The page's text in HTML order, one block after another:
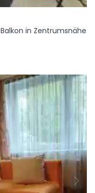
in Zentrumsnähe